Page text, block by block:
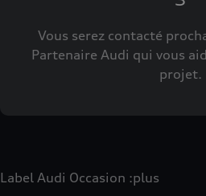
Vous serez contacté
Partenaire Audi qui vous
projet.
Label Audi Occasion :plus